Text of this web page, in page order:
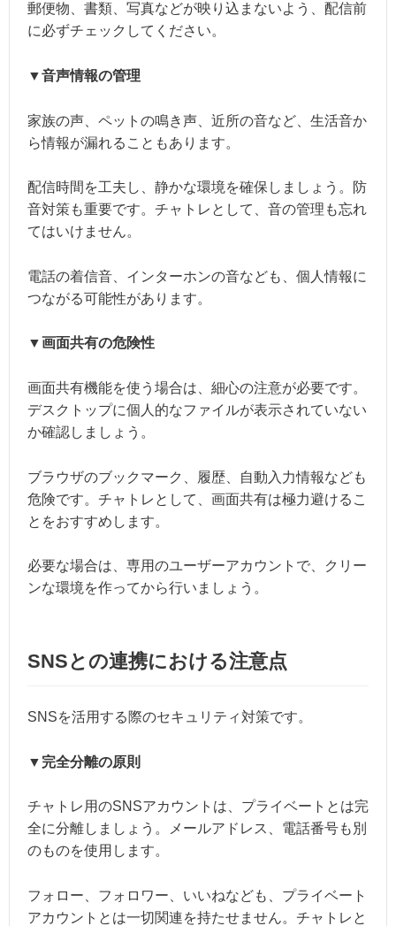
郵便物、書類、写真などが映り込まないよう、配信前
に必ずチェックしてください。
▼音声情報の管理
家族の声、ペットの鳴き声、近所の音など、生活音か
ら情報が漏れることもあります。
配信時間を工夫し、静かな環境を確保しましょう。防
音対策も重要です。チャトレとして、音の管理も忘れ
てはいけません。
電話の着信音、インターホンの音なども、個人情報に
つながる可能性があります。
▼画面共有の危険性
画面共有機能を使う場合は、細心の注意が必要です。
デスクトップに個人的なファイルが表示されていない
か確認しましょう。
ブラウザのブックマーク、履歴、自動入力情報なども
危険です。チャトレとして、画面共有は極力避けるこ
とをおすすめします。
必要な場合は、専用のユーザーアカウントで、クリー
ンな環境を作ってから行いましょう。
SNSとの連携における注意点
SNSを活用する際のセキュリティ対策です。
▼完全分離の原則
チャトレ用のSNSアカウントは、プライベートとは完
全に分離しましょう。メールアドレス、電話番号も別
のものを使用します。
フォロー、フォロワー、いいねなども、プライベート
アカウントとは一切関連を持たせません。チャトレと